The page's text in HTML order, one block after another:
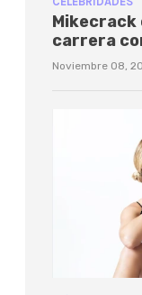
carrera
Noviembre 08,